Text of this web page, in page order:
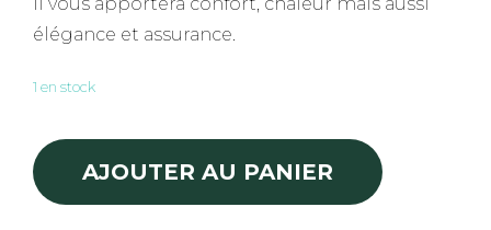
élégance et assurance.
1 en stock
AJOUTER AU PANIER